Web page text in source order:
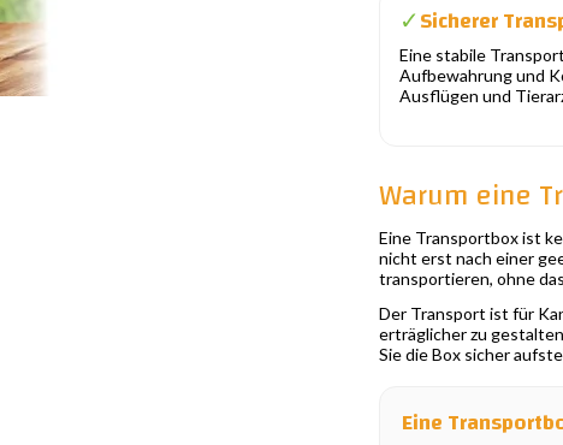
✓Sicherer
Eine stabile
Aufbewahrung und
Ausflügen und
Warum eine
Eine Transportbox ist
nicht erst nach einer
transportieren, ohne
Der Transport ist für
erträglicher zu
Sie die Box sicher
Eine